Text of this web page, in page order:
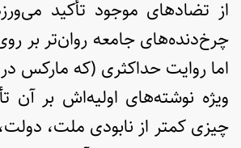
از تضادهای موجود تأکید
چرخ‌دنده‌های جامعه روان‌تر بر
اما روایت حداکثری (که مارکس
ویژه نوشته‌های اولیه‌اش بر آن
چیزی کمتر از نابودی ملت،